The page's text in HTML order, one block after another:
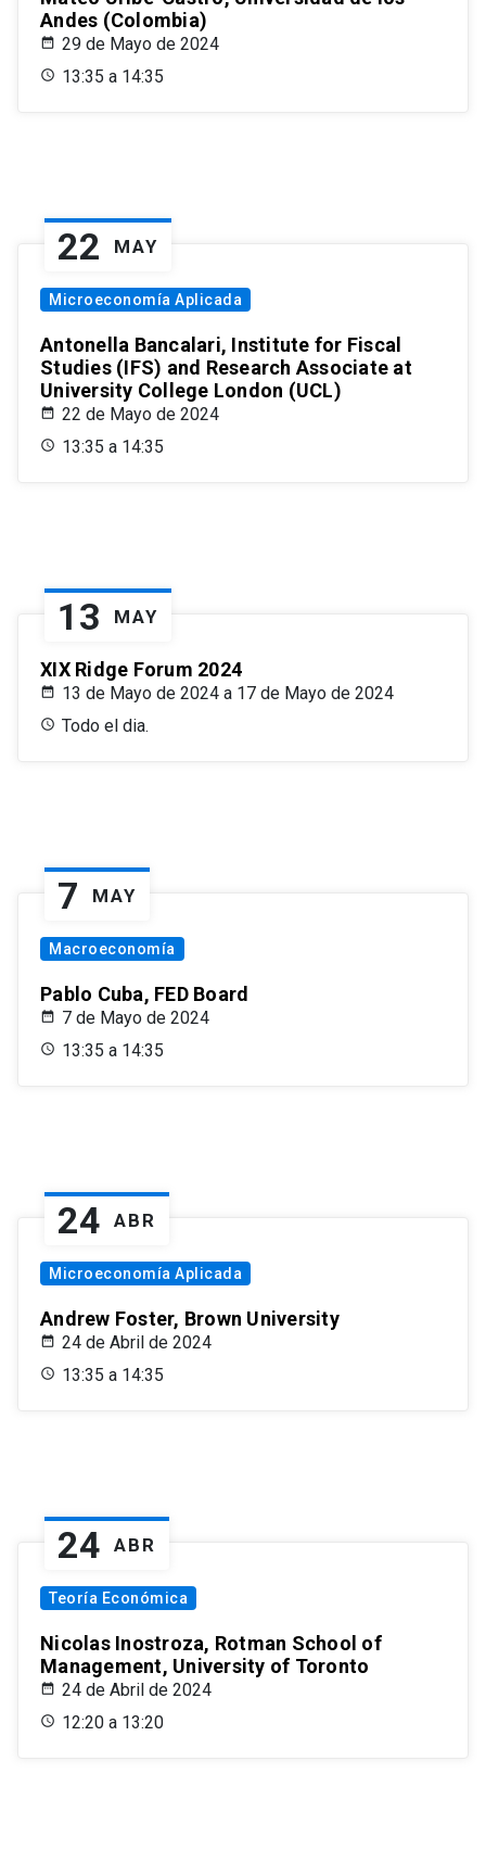
Andes (Colombia)
29 de Mayo de 2024
13:35 a 14:35
22 MAY
Microeconomía Aplicada
Antonella Bancalari, Institute for Fiscal
Studies (IFS) and Research Associate at
University College London (UCL)
22 de Mayo de 2024
13:35 a 14:35
13 MAY
XIX Ridge Forum 2024
13 de Mayo de 2024 a 17 de Mayo de 2024
Todo el dia.
7 MAY
Macroeconomía
Pablo Cuba, FED Board
7 de Mayo de 2024
13:35 a 14:35
24 ABR
Microeconomía Aplicada
Andrew Foster, Brown University
24 de Abril de 2024
13:35 a 14:35
24 ABR
Teoría Económica
Nicolas Inostroza, Rotman School of
Management, University of Toronto
24 de Abril de 2024
12:20 a 13:20